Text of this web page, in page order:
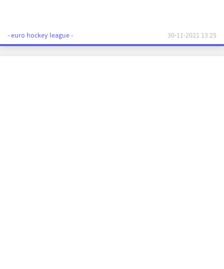
- euro hockey league - 30-11-2021 13:25